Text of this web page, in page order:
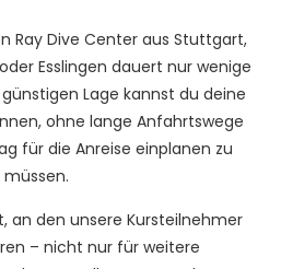
Ray Dive Center aus Stuttgart,
Esslingen dauert nur wenige
Lage kannst du deine
ohne lange Anfahrtswege
für die Anreise einplanen zu
müssen.
an den unsere Kursteilnehmer
– nicht nur für weitere